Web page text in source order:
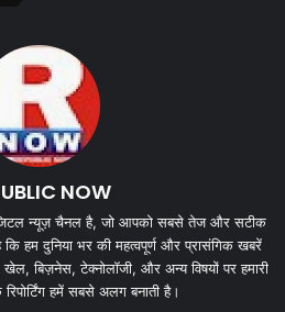
NOW
न्यूज़ चैनल है, जो आपको सबसे तेज और सटीक
कि हम दुनिया भर की महत्वपूर्ण और प्रासंगिक खबरें
बिज़नेस, टेक्नोलॉजी, और अन्य विषयों पर हमारी
रिपोर्टिंग हमें सबसे अलग बनाती है।